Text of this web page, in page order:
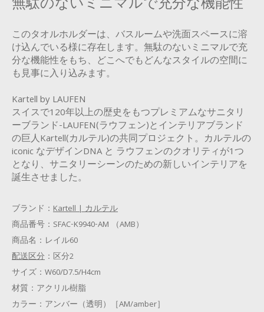
無駄のないミニマルで充分な機能性
このタオルホルダーは、バスルームや洗面スペースに溶
け込んでいる様に存在します。無駄のないミニマルで充
分な機能性をもち、どこへでもどんなスタイルの空間に
も見事に入り込みます。
Kartell by LAUFEN
スイスで120年以上の歴史をもつプレミアムなサニタリ
ーブランド-LAUFEN(ラウフェン)とインテリアブランド
の巨人Kartell(カルテル)の共同プロジェクト。カルテルの
iconic なデザインDNA と ラウフェンのクオリティが1つ
となり、サニタリーシーンのための新しいインテリアを
誕生させました。
ブランド： Kartell | カルテル
商品番号： SFAC-K9940-AM （AMB）
商品名： レイル60
配送区分 ： 区分2
サイズ： W60/D7.5/H4cm
材質： アクリル樹脂
カラー： アンバー（透明）［AM/amber］